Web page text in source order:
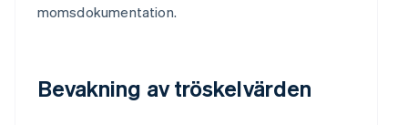
momsdokumentation.
Bevakning av tröskelvärden